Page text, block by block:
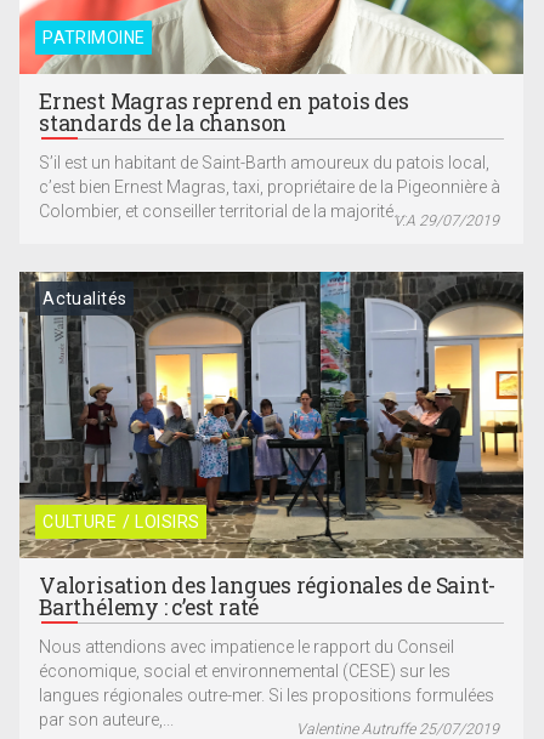
PATRIMOINE
Ernest Magras reprend en patois des
standards de la chanson
S’il est un habitant de Saint-Barth amoureux du patois local,
c’est bien Ernest Magras, taxi, propriétaire de la Pigeonnière à
Colombier, et conseiller territorial de la majorité....V.A 29/07/2019
CULTURE / LOISIRS
Actualités
Valorisation des langues régionales de Saint-
Barthélemy : c’est raté
Nous attendions avec impatience le rapport du Conseil
économique, social et environnemental (CESE) sur les
langues régionales outre-mer. Si les propositions formulées
par son auteure,...
Valentine Autruffe 25/07/2019